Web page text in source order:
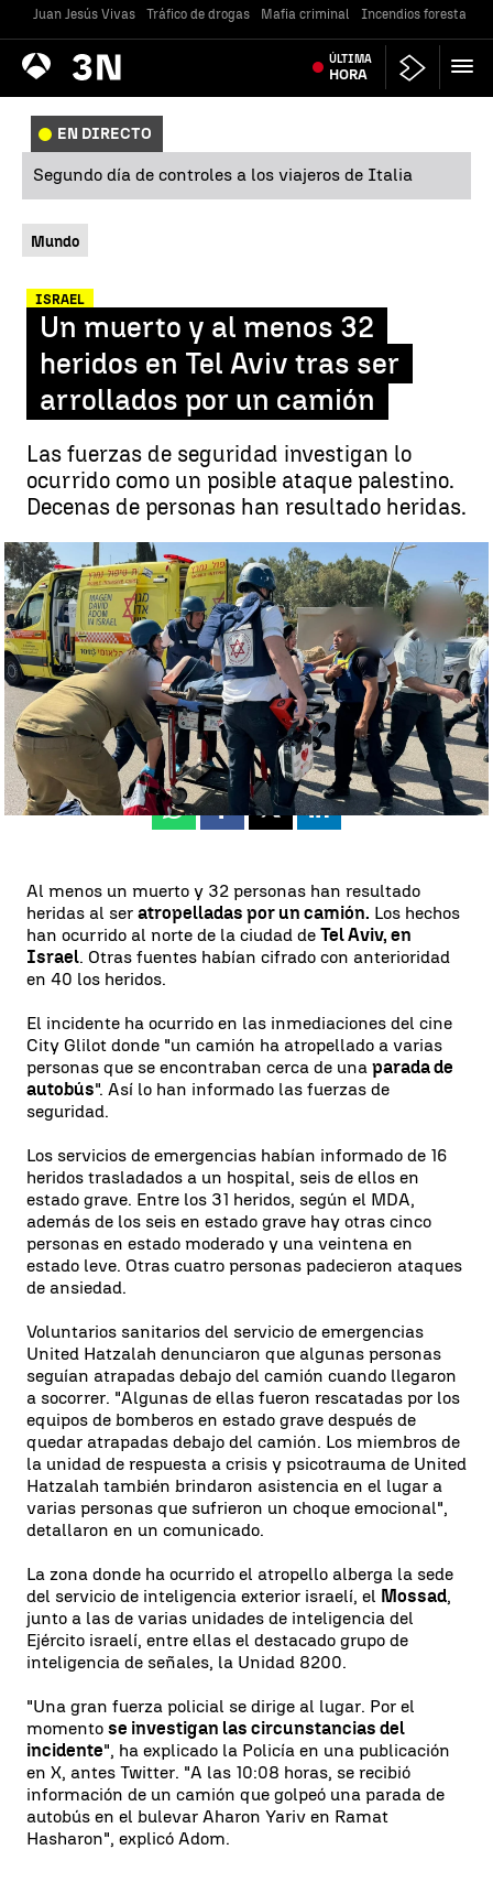
Juan Jesús Vivas Tráfico de drogas Mafia criminal Incendios forestales
Antena
3 Noticias ÚLTIMA
HORA
EN DIRECTO
Segundo día de controles a los viajeros de Italia
Mundo
ISRAEL
Un muerto y al menos 32
heridos en Tel Aviv tras ser
arrollados por un camión
Las fuerzas de seguridad investigan lo
ocurrido como un posible ataque palestino.
Decenas de personas han resultado heridas.
31 heridos tras ser arrollados por un camión |
Neila Gallego
Actualizado:27 de octubre de 2024, 16:53
Publicado:27 de octubre de 2024, 11:14
WhatsappFacebook
X Linkedin
Al menos un muerto y 32 personas han resultado
heridas al ser atropelladas por un camión. Los hechos
han ocurrido al norte de la ciudad de Tel Aviv, en
Israel. Otras fuentes habían cifrado con anterioridad
en 40 los heridos.
El incidente ha ocurrido en las inmediaciones del cine
City Glilot donde "un camión ha atropellado a varias
personas que se encontraban cerca de una parada de
autobús". Así lo han informado las fuerzas de
seguridad.
Los servicios de emergencias habían informado de 16
heridos trasladados a un hospital, seis de ellos en
estado grave. Entre los 31 heridos, según el MDA,
además de los seis en estado grave hay otras cinco
personas en estado moderado y una veintena en
estado leve. Otras cuatro personas padecieron ataques
de ansiedad.
Voluntarios sanitarios del servicio de emergencias
United Hatzalah denunciaron que algunas personas
seguían atrapadas debajo del camión cuando llegaron
a socorrer. "Algunas de ellas fueron rescatadas por los
equipos de bomberos en estado grave después de
quedar atrapadas debajo del camión. Los miembros de
la unidad de respuesta a crisis y psicotrauma de United
Hatzalah también brindaron asistencia en el lugar a
varias personas que sufrieron un choque emocional",
detallaron en un comunicado.
La zona donde ha ocurrido el atropello alberga la sede
del servicio de inteligencia exterior israelí, el Mossad,
junto a las de varias unidades de inteligencia del
Ejército israelí, entre ellas el destacado grupo de
inteligencia de señales, la Unidad 8200.
"Una gran fuerza policial se dirige al lugar. Por el
momento se investigan las circunstancias del
incidente", ha explicado la Policía en una publicación
en X, antes Twitter. "A las 10:08 horas, se recibió
información de un camión que golpeó una parada de
autobús en el bulevar Aharon Yariv en Ramat
Hasharon", explicó Adom.